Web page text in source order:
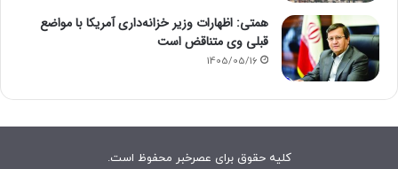
همتی: اظهارات وزیر خزانه‌داری آمریکا با مواضع
قبلی وی متناقض است
1405/05/16
کلیه حقوق برای عصرخبر محفوظ است.